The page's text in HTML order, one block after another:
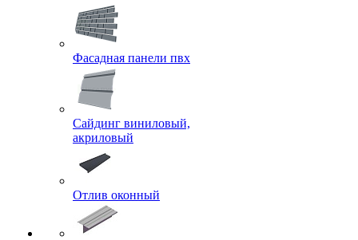
Фасадная панели пвх
Сайдинг виниловый,
акриловый
Отлив оконный